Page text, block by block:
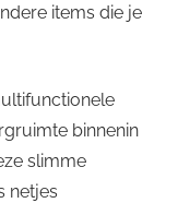
items die je
binnenin
slimme
netjes